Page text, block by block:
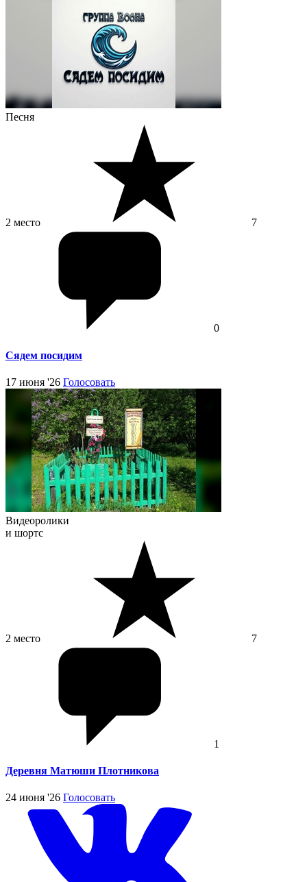
Песня
2 место 7
0
Сядем посидим
17 июня '26 Голосовать
Видеоролики
и шортс
2 место 7
1
Деревня Матюши Плотникова
24 июня '26 Голосовать